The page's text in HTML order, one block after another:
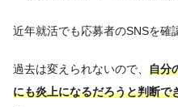
近年就活でも応募者のSNSを確
過去は変えられないので、 自分
にも炎上になるだろうと判断で